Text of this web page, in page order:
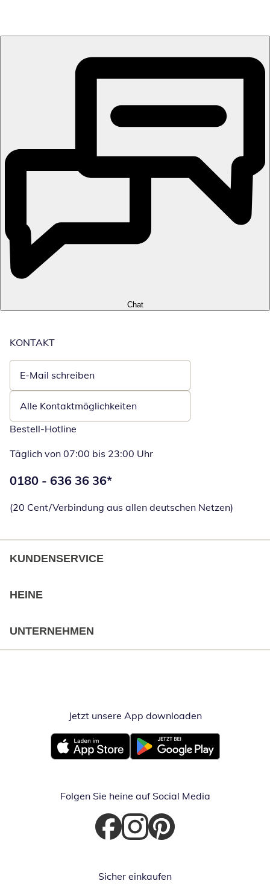
Chat
KONTAKT
E-Mail schreiben
Öffnet E-Mail-Client
Alle Kontaktmöglichkeiten
Bestell-Hotline
Täglich von 07:00 bis 23:00 Uhr
Telefonnummer:
0180 - 636 36 36*
(20 Cent/Verbindung aus allen deutschen Netzen)
KUNDENSERVICE
HEINE
UNTERNEHMEN
Jetzt unsere App downloadenÖffnet in
Öffnet in neuem FensterÖffnet in neuem Fenster
Folgen Sie heine auf Social Media
Öffnet in neuem Fenster
Öffnet in neuem Fenster
Öffnet in neuem Fenster
Sicher einkaufen